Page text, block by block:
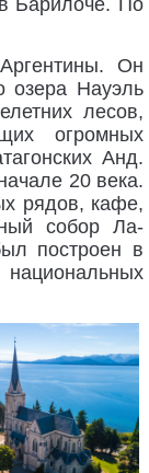
Барилоче. По
Он
озера Науэль
лесов,
огромных
Анд.
20 века.
рядов, кафе,
собор Ла-
построен в